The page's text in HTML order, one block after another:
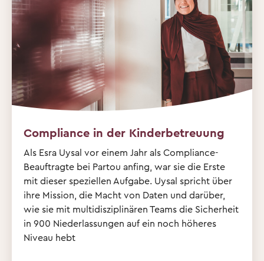
Compliance in der Kinderbetreuung
Als Esra Uysal vor einem Jahr als Compliance-
Beauftragte bei Partou anfing, war sie die Erste
mit dieser speziellen Aufgabe. Uysal spricht über
ihre Mission, die Macht von Daten und darüber,
wie sie mit multidisziplinären Teams die Sicherheit
in 900 Niederlassungen auf ein noch höheres
Niveau hebt